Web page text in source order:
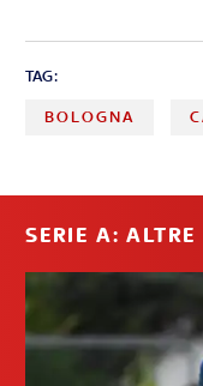
TAG:
BOLOGNA
SERIE A: